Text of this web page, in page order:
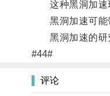
这种黑洞加速现
黑洞加速可能带
黑洞加速的研究
#44#
评论